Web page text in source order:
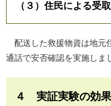
（３）住民による受
配送した救援物資は地元
通話で安否確認を実施しま
４ 実証実験の効果